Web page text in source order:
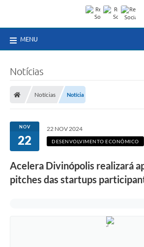
MENU
Notícias
Notícias Notícia
NOV
22
22 NOV 2024
DESENVOLVIMENTO ECONÔMICO
Acelera Divinópolis realizará
pitches das startups